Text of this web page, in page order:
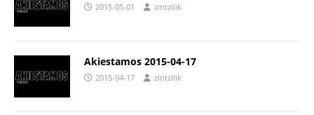
2015-05-01 zintzilik
Akiestamos 2015-04-17
2015-04-17 zintzilik